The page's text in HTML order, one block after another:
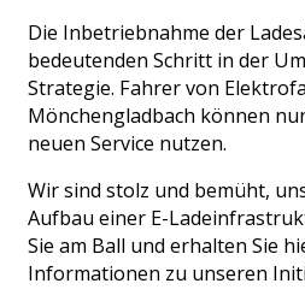
Die Inbetriebnahme der
bedeutenden Schritt in der
Strategie. Fahrer von
Mönchengladbach können
neuen Service nutzen.
Wir sind stolz und bemüht,
Aufbau einer E-
Sie am Ball und erhalten Sie
Informationen zu unseren